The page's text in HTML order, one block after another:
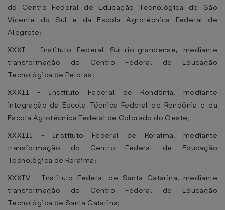
do Centro Federal de Educação Tecnológica de São
Vicente do Sul e da Escola Agrotécnica Federal de
Alegrete;
XXXI - Instituto Federal Sul-rio-grandense, mediante
transformação do Centro Federal de Educação
Tecnológica de Pelotas;
XXXII - Instituto Federal de Rondônia, mediante
integração da Escola Técnica Federal de Rondônia e da
Escola Agrotécnica Federal de Colorado do Oeste;
XXXIII - Instituto Federal de Roraima, mediante
transformação do Centro Federal de Educação
Tecnológica de Roraima;
XXXIV - Instituto Federal de Santa Catarina, mediante
transformação do Centro Federal de Educação
Tecnológica de Santa Catarina;